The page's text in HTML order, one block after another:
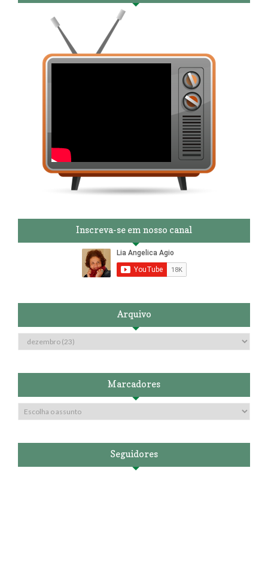
Inscreva-se em nosso canal
Arquivo
Marcadores
Seguidores